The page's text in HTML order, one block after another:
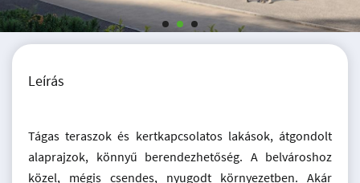
Leírás
Tágas teraszok és kertkapcsolatos lakások, átgondolt
alaprajzok, könnyű berendezhetőség. A belvároshoz
közel, mégis csendes, nyugodt környezetben. Akár